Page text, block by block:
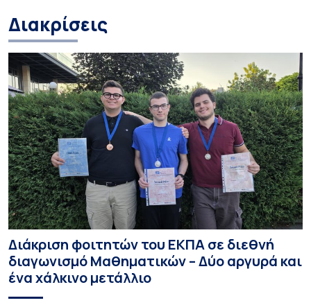
Διακρίσεις
Διάκριση φοιτητών του ΕΚΠΑ σε διεθνή
διαγωνισμό Μαθηματικών – Δύο αργυρά και
ένα χάλκινο μετάλλιο